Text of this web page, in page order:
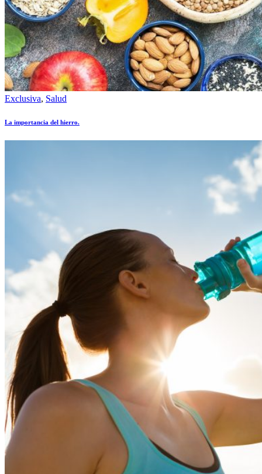
Exclusiva, Salud
La importancia del hierro.